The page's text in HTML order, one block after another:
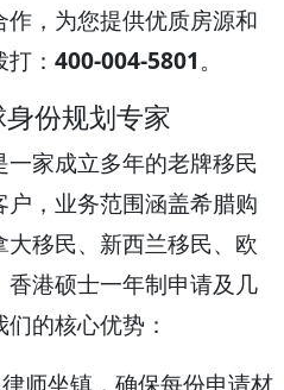
，为您提供优质房源和
： 400-004-5801。
份规划专家
家成立多年的老牌移民
，业务范围涵盖希腊购
移民、新西兰移民、欧
港硕士一年制申请及几
的核心优势：
师坐镇，确保每份申请材